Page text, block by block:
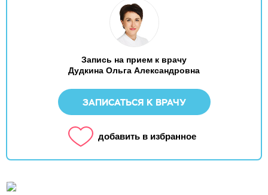
Запись на прием к врачу
Дудкина Ольга Александровна
ЗАПИСАТЬСЯ К ВРАЧУ
добавить в избранное